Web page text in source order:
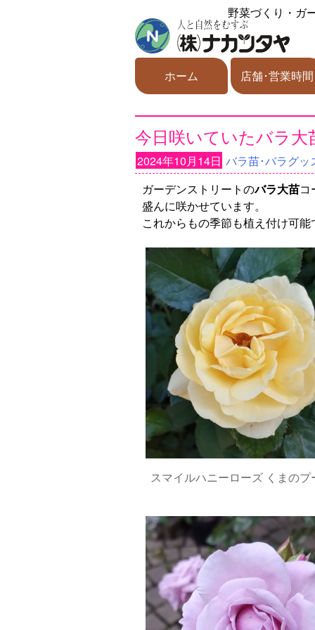
野菜づくり・ガ
ホーム 店舗･営業時間
今日咲いていたバラ大
2024年10月14日 バラ苗･バラグッ
ガーデンストリートのバラ大苗コ
盛んに咲かせています。
これからもの季節も植え付け可
スマイルハニーローズ くまのプ